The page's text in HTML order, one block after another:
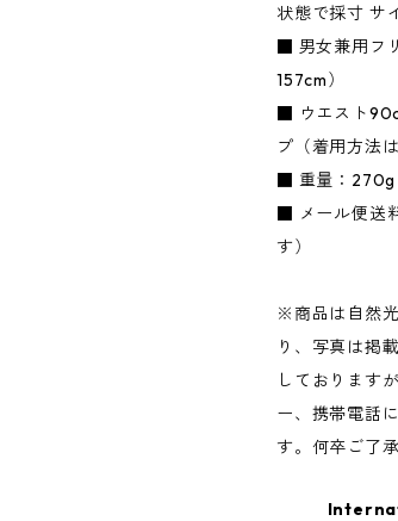
状態で採寸 サ
■ 男女兼用フ
157cm）
■ ウエスト
プ（着用方法
■ 重量：270g
■ メール便送
す）
※商品は自然
り、写真は掲
しております
ー、携帯電話
す。何卒ご了